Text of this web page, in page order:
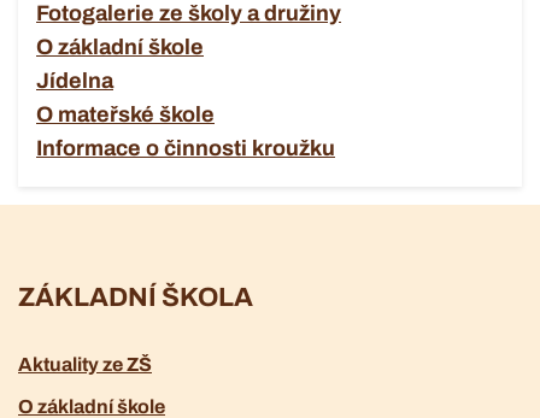
Fotogalerie ze školy a družiny
O základní škole
Jídelna
O mateřské škole
Informace o činnosti kroužku
ZÁKLADNÍ ŠKOLA
Aktuality ze ZŠ
O základní škole